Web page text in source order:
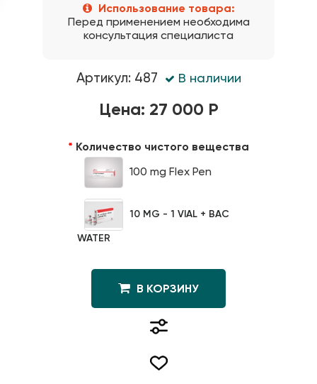
Использование товара:
Перед применением необходима
консультация специалиста
Артикул: 487 В наличии
Цена: 27 000 Р
Количество чистого вещества
100 mg Flex Pen
10 MG - 1 VIAL + BAC
WATER
В КОРЗИНУ